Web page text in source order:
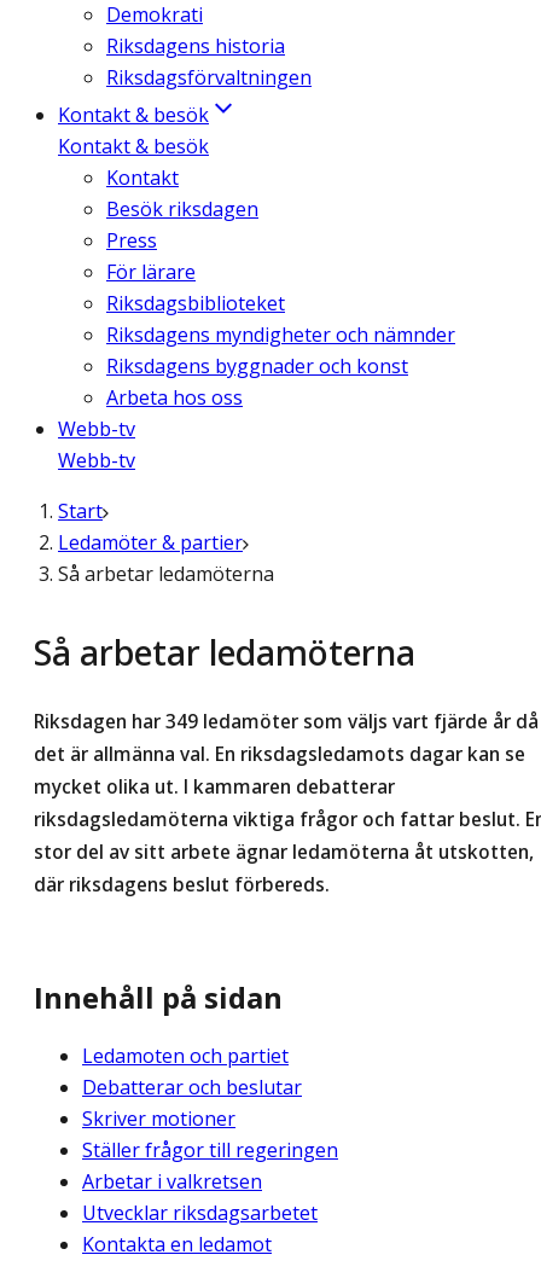
Demokrati
Riksdagens historia
Riksdagsförvaltningen
Kontakt & besök
Kontakt & besök
Kontakt
Besök riksdagen
Press
För lärare
Riksdagsbiblioteket
Riksdagens myndigheter och nämnder
Riksdagens byggnader och konst
Arbeta hos oss
Webb-tv
Webb-tv
Start
Ledamöter & partier
Så arbetar ledamöterna
Så arbetar ledamöterna
Riksdagen har 349 ledamöter som väljs vart fjärde år då
det är allmänna val. En riksdagsledamots dagar kan se
mycket olika ut. I kammaren debatterar
riksdagsledamöterna viktiga frågor och fattar beslut.
stor del av sitt arbete ägnar ledamöterna åt utskotten,
där riksdagens beslut förbereds.
Innehåll på sidan
Ledamoten och partiet
Debatterar och beslutar
Skriver motioner
Ställer frågor till regeringen
Arbetar i valkretsen
Utvecklar riksdagsarbetet
Kontakta en ledamot